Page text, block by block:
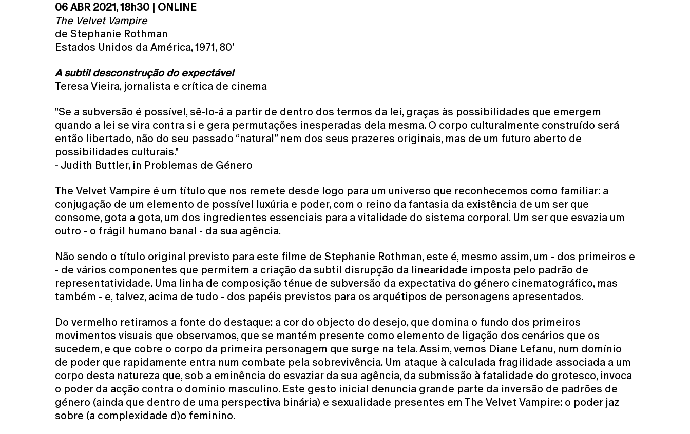
06 ABR 2021, 18h30 | ONLINE
The Velvet Vampire
de Stephanie Rothman
Estados Unidos da América, 1971, 80'
A subtil desconstrução do expectável
Teresa Vieira, jornalista e crítica de cinema
"Se a subversão é possível, sê-lo-á a partir de dentro dos termos da lei, graças às possibilidades que emergem
quando a lei se vira contra si e gera permutações inesperadas dela mesma. O corpo culturalmente construído será
então libertado, não do seu passado “natural” nem dos seus prazeres originais, mas de um futuro aberto de
possibilidades culturais."
- Judith Buttler, in Problemas de Género
The Velvet Vampire é um título que nos remete desde logo para um universo que reconhecemos como familiar: a
conjugação de um elemento de possível luxúria e poder, com o reino da fantasia da existência de um ser que
consome, gota a gota, um dos ingredientes essenciais para a vitalidade do sistema corporal. Um ser que esvazia um
outro - o frágil humano banal - da sua agência.
Não sendo o título original previsto para este filme de Stephanie Rothman, este é, mesmo assim, um - dos primeiros e
- de vários componentes que permitem a criação da subtil disrupção da linearidade imposta pelo padrão de
representatividade. Uma linha de composição ténue de subversão da expectativa do género cinematográfico, mas
também - e, talvez, acima de tudo - dos papéis previstos para os arquétipos de personagens apresentados.
Do vermelho retiramos a fonte do destaque: a cor do objecto do desejo, que domina o fundo dos primeiros
movimentos visuais que observamos, que se mantém presente como elemento de ligação dos cenários que os
sucedem, e que cobre o corpo da primeira personagem que surge na tela. Assim, vemos Diane Lefanu, num domínio
de poder que rapidamente entra num combate pela sobrevivência. Um ataque à calculada fragilidade associada a um
corpo desta natureza que, sob a eminência do esvaziar da sua agência, da submissão à fatalidade do grotesco, invoca
o poder da acção contra o domínio masculino. Este gesto inicial denuncia grande parte da inversão de padrões de
género (ainda que dentro de uma perspectiva binária) e sexualidade presentes em The Velvet Vampire: o poder jaz
sobre (a complexidade d)o feminino.